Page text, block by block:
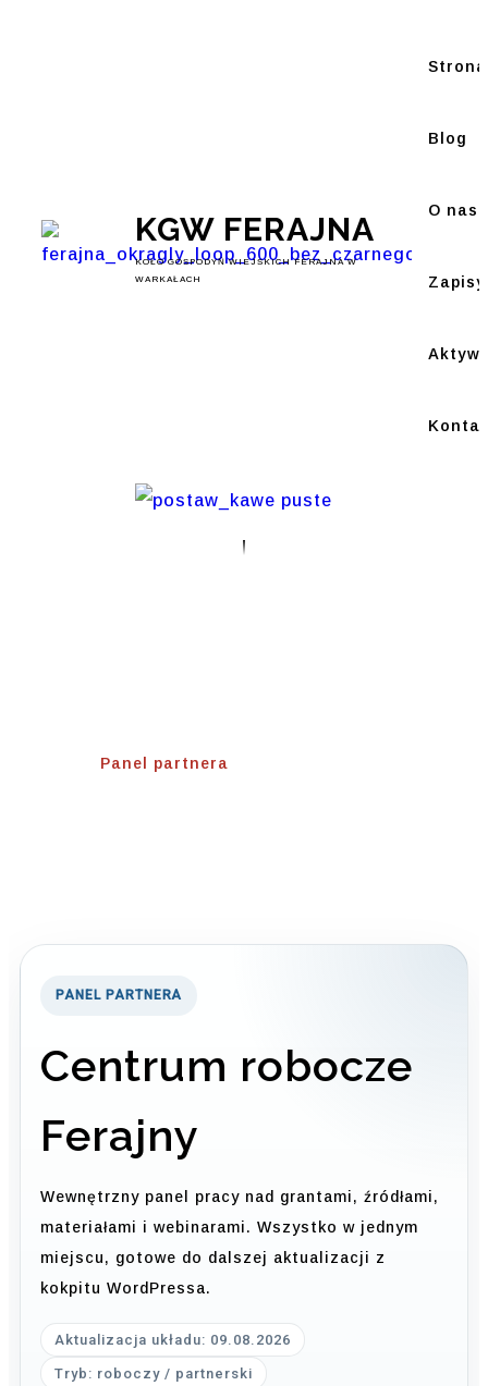
KGW FERAJNA
KOŁO GOSPODYŃ WIEJSKICH FERAJNA W
WARKAŁACH
Strona
Blog
O nas
Panel partnera
PANEL PARTNERA
Centrum robocze
Ferajny
Wewnętrzny panel pracy nad grantami, źródłami,
materiałami i webinarami. Wszystko w jednym
miejscu, gotowe do dalszej aktualizacji z
kokpitu WordPressa.
Aktualizacja układu: 09.08.2026
Tryb: roboczy / partnerski